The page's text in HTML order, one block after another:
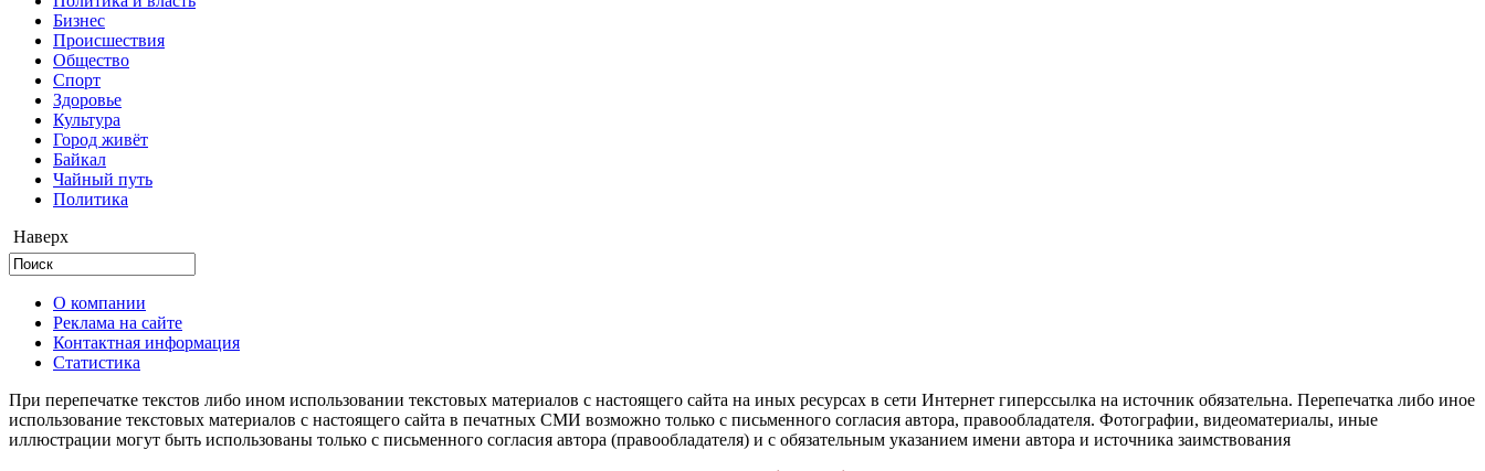
Бизнес
Происшествия
Общество
Cпорт
Здоровье
Культура
Город живёт
Байкал
Чайный путь
Политика
Наверх
О компании
Реклама на сайте
Контактная информация
Статистика
При перепечатке текстов либо ином использовании текстовых материалов с настоящего сайта на иных ресурсах в сети Интернет гиперссылка на источник обязательна. Перепечатка либо иное
использование текстовых материалов с настоящего сайта в печатных СМИ возможно только с письменного согласия автора, правообладателя. Фотографии, видеоматериалы, иные
иллюстрации могут быть использованы только с письменного согласия автора (правообладателя) и с обязательным указанием имени автора и источника заимствования